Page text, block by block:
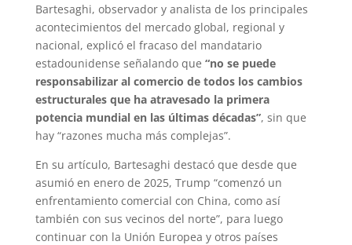
Bartesaghi, observador y analista de los principales
acontecimientos del mercado global, regional y
nacional, explicó el fracaso del mandatario
estadounidense señalando que “no se puede
responsabilizar al comercio de todos los cambios
estructurales que ha atravesado la primera
potencia mundial en las últimas décadas”, sin que
hay “razones mucha más complejas”.
En su artículo, Bartesaghi destacó que desde que
asumió en enero de 2025, Trump “comenzó un
enfrentamiento comercial con China, como así
también con sus vecinos del norte”, para luego
continuar con la Unión Europea y otros países